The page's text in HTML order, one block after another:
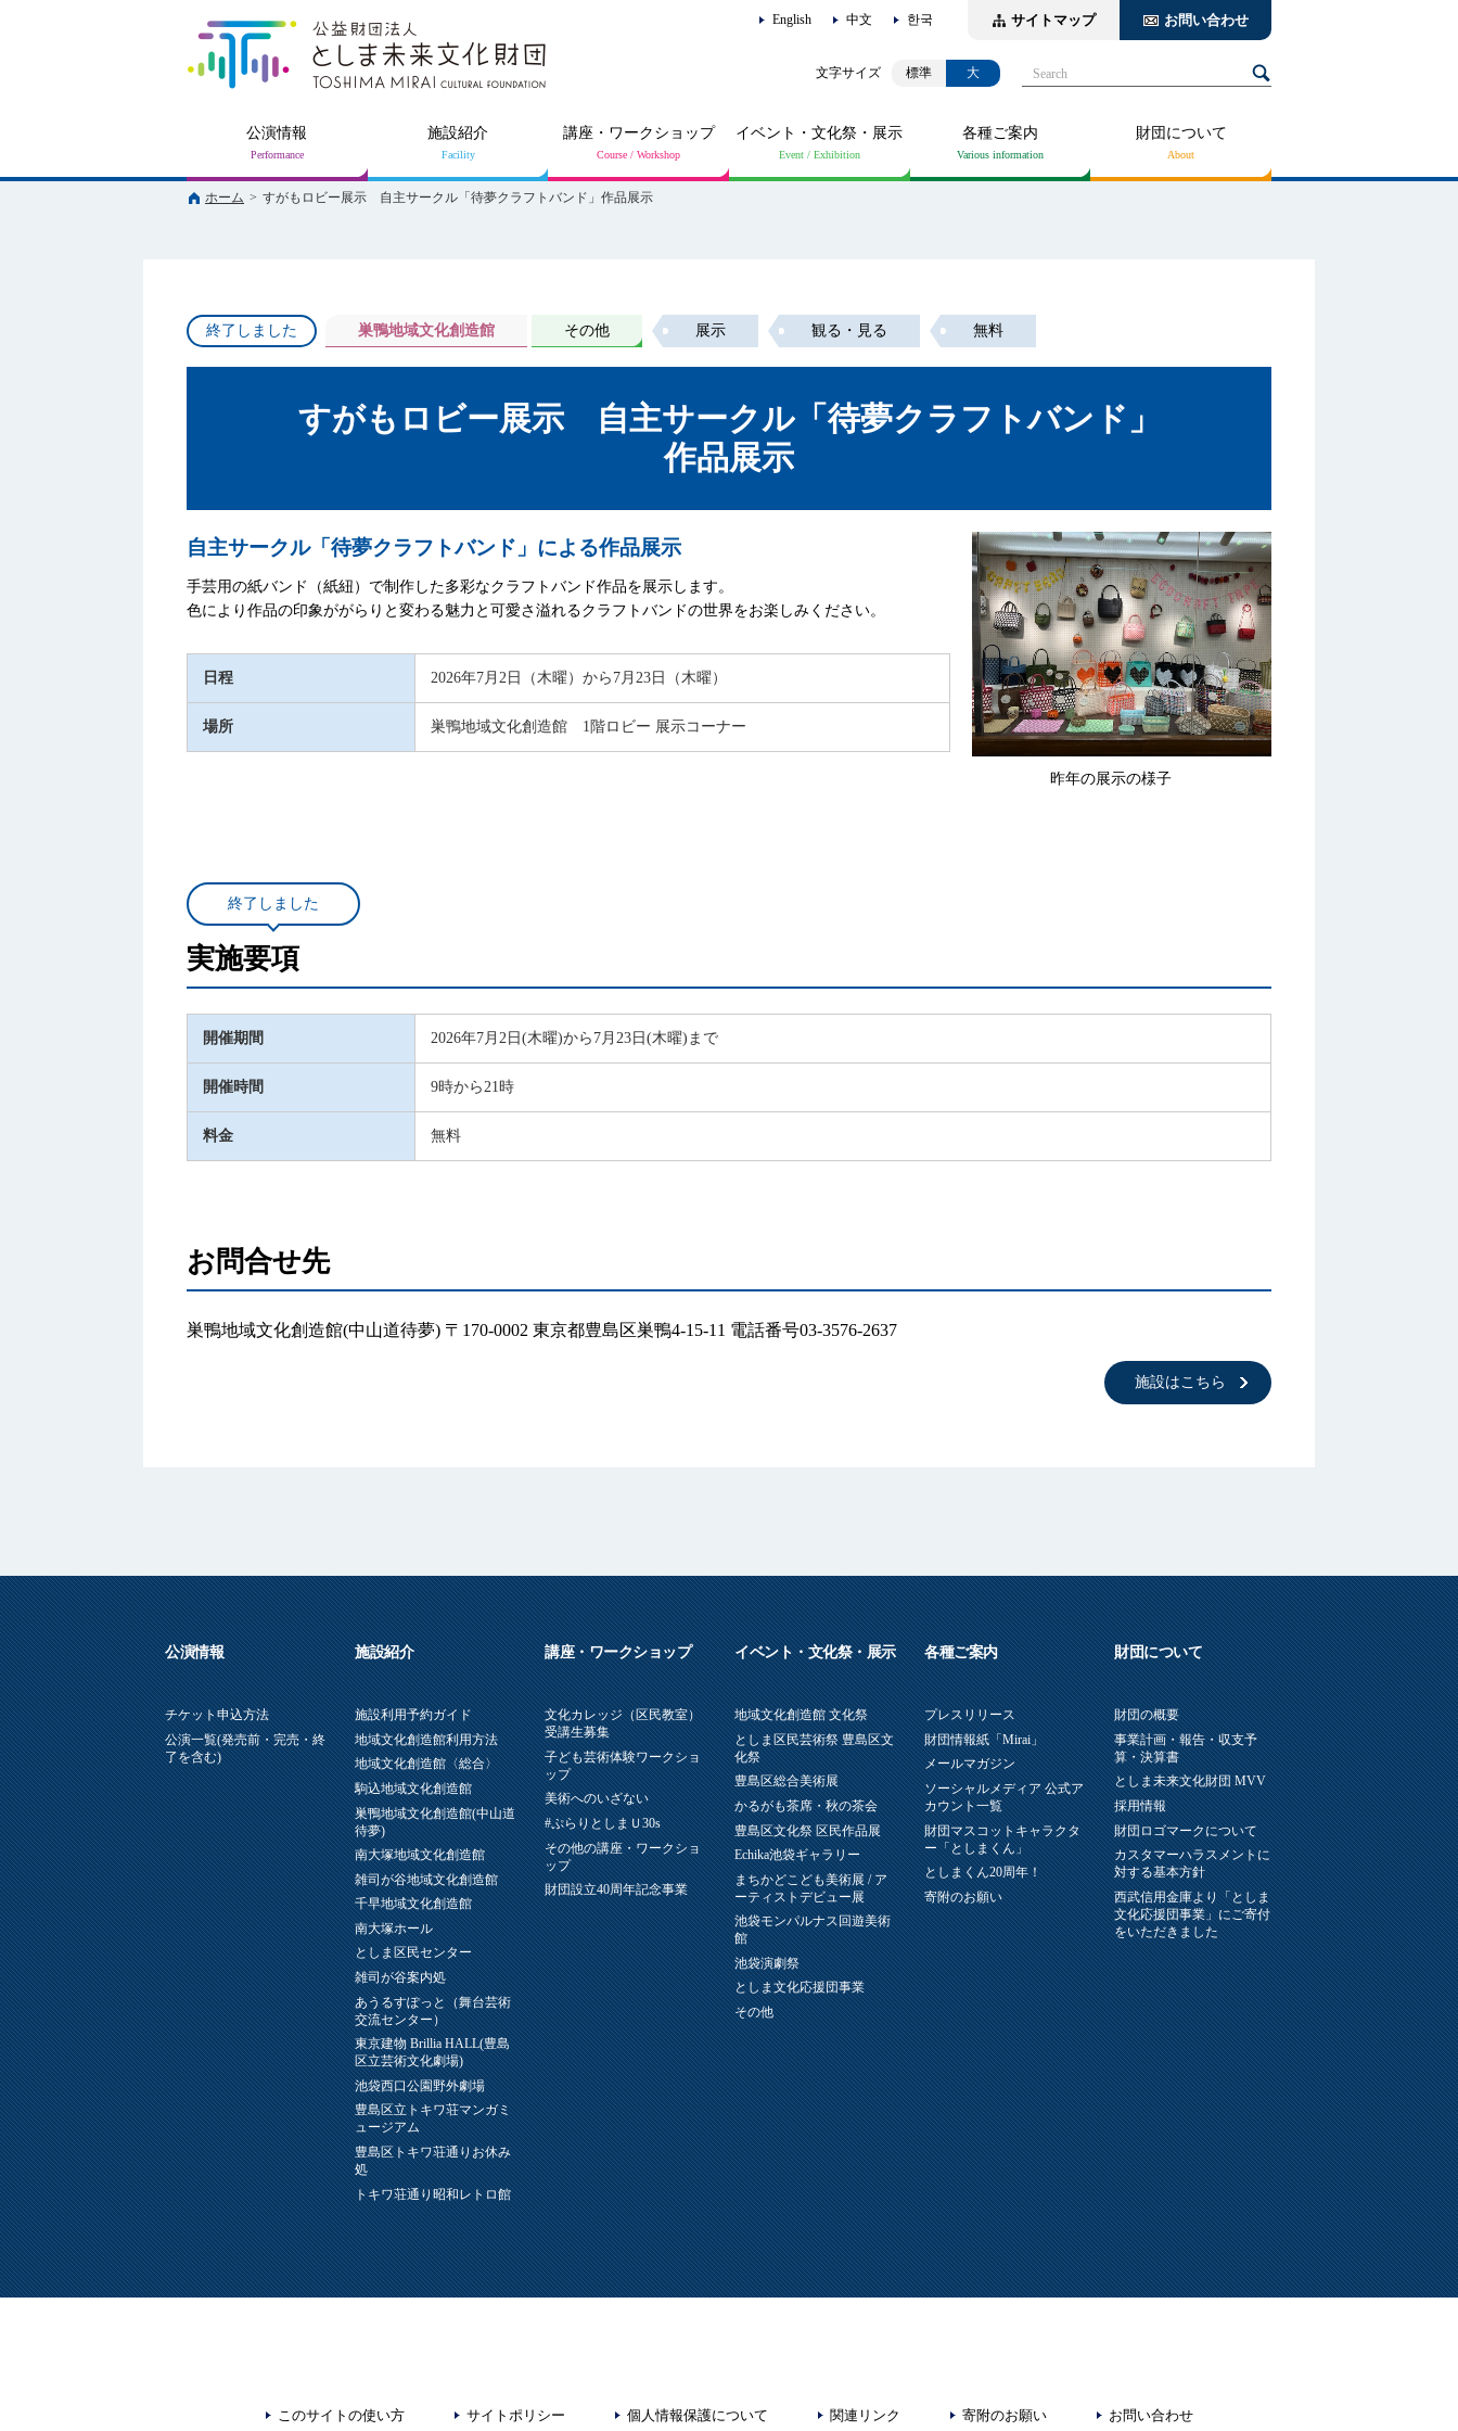
English 中文 한국 サイトマップ お問い合わせ
標準 大 Search
公演情報 施設紹介 講座・ワークショップ イベント・文化祭・展示 各種ご案内 財団について
ホーム > すがもロビー展示 自主サークル「待夢クラフトバンド」作品展示
終了しました 巣鴨地域文化創造館 その他 展示 観る・見る 無料
すがもロビー展示 自主サークル「待夢クラフトバンド」
作品展示
自主サークル「待夢クラフトバンド」による作品展示
手芸用の紙バンド（紙紐）で制作した多彩なクラフトバンド作品を展示します。
色により作品の印象ががらりと変わる魅力と可愛さ溢れるクラフトバンドの世界をお楽しみください。
日程 2026年7月2日（木曜）から7月23日（木曜）
場所 巣鴨地域文化創造館 1階ロビー 展示コーナー
昨年の展示の様子
終了しました
実施要項
開催期間 2026年7月2日(木曜)から7月23日(木曜)まで
開催時間 9時から21時
料金 無料
お問合せ先
巣鴨地域文化創造館(中山道待夢) 〒170-0002 東京都豊島区巣鴨4-15-11 電話番号03-3576-2637
施設はこちら
公演情報
チケット申込方法
公演一覧(発売前・完売・終
了を含む)
施設紹介
施設利用予約ガイド
地域文化創造館利用方法
地域文化創造館〈総合〉
駒込地域文化創造館
巣鴨地域文化創造館(中山道
待夢)
南大塚地域文化創造館
雑司が谷地域文化創造館
千早地域文化創造館
南大塚ホール
としま区民センター
雑司が谷案内処
あうるすぽっと（舞台芸術
交流センター）
東京建物 Brillia HALL(豊島
区立芸術文化劇場)
池袋西口公園野外劇場
豊島区立トキワ荘マンガミ
ュージアム
豊島区トキワ荘通りお休み
処
トキワ荘通り昭和レトロ館
講座・ワークショップ
文化カレッジ（区民教室）
受講生募集
子ども芸術体験ワークショ
ップ
美術へのいざない
#ぷらりとしまＵ30s
その他の講座・ワークショ
ップ
財団設立40周年記念事業
イベント・文化祭・展示
地域文化創造館 文化祭
としま区民芸術祭 豊島区文
化祭
豊島区総合美術展
かるがも茶席・秋の茶会
豊島区文化祭 区民作品展
Echika池袋ギャラリー
まちかどこども美術展 / ア
ーティストデビュー展
池袋モンパルナス回遊美術
館
池袋演劇祭
としま文化応援団事業
その他
各種ご案内
プレスリリース
財団情報紙「Mirai」
メールマガジン
ソーシャルメディア 公式ア
カウント一覧
財団マスコットキャラクタ
ー「としまくん」
としまくん20周年！
寄附のお願い
財団について
財団の概要
事業計画・報告・収支予
算・決算書
としま未来文化財団 MVV
採用情報
財団ロゴマークについて
カスタマーハラスメントに
対する基本方針
西武信用金庫より「としま
文化応援団事業」にご寄付
をいただきました
このサイトの使い方 サイトポリシー 個人情報保護について 関連リンク 寄附のお願い お問い合わせ